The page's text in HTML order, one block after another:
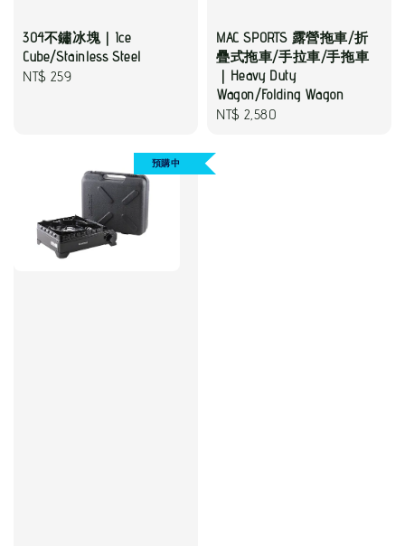
304不鏽冰塊｜Ice
Cube/Stainless Steel
Regular
NT$ 259
MAC SPORTS 露營拖車/折
疊式拖車/手拉車/手拖車
｜Heavy Duty
Wagon/Folding Wagon
Regular
NT$ 2,580
預購中